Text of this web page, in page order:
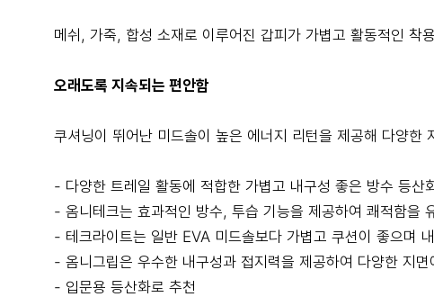
메쉬, 가죽, 합성 소재로 이루어진 갑피가 가볍고 활동적인 착
오래도록 지속되는 편안함
쿠셔닝이 뛰어난 미드솔이 높은 에너지 리턴을 제공해 다양한
- 다양한 트레일 활동에 적합한 가볍고 내구성 좋은 방수 등산
- 옴니테크는 효과적인 방수, 투습 기능을 제공하여 쾌적함을
- 테크라이트는 일반 EVA 미드솔보다 가볍고 쿠션이 좋으며
- 옴니그립은 우수한 내구성과 접지력을 제공하여 다양한 지면
- 입문용 등산화로 추천